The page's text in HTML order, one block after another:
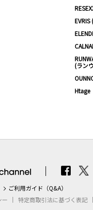
EVRIS
(ラン
Htage
ご利用ガイド（Q&A）
ー
特定商取引法に基づく表記